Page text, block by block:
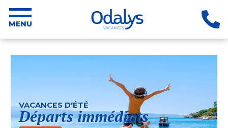
VACANCES D'ÉTÉ
Départs immédiats